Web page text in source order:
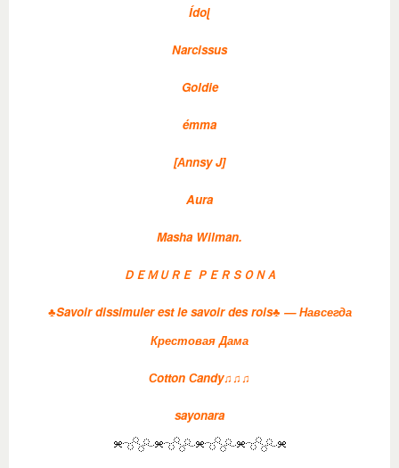
Ídoɭ
Narcissus
Goldie
émma
[Аnnsy J]
Aura
Masha Wilman.
ＤＥＭＵＲＥ ＰＥＲＳＯＮＡ
♣Savoir dissimuler est le savoir des rois♣ — Навсегда
Крестовая Дама
Сotton Сandy♫♫♫
sayonara